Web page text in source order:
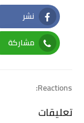
نشر
Facebook
مشاركة
Whatsapp
Reactions:
تعليقات